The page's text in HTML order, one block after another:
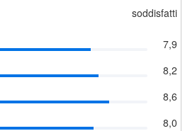
soddisfatti
7,9
8,2
8,6
8,0